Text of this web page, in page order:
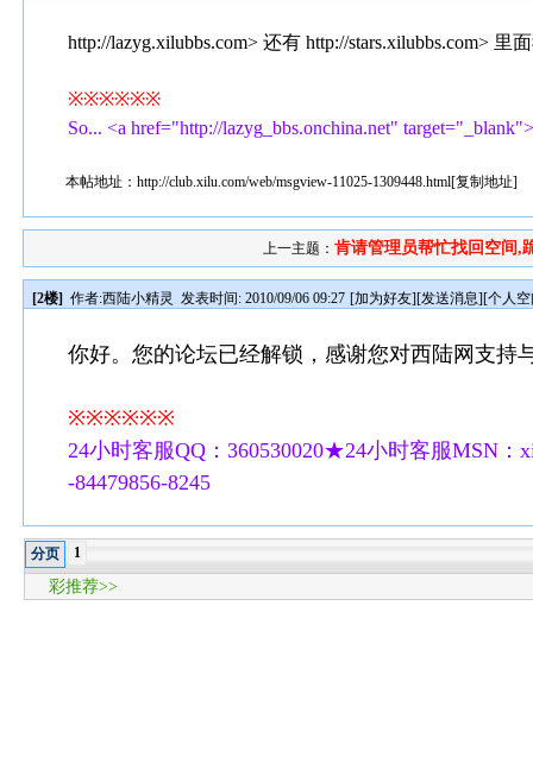
http://lazyg.xilubbs.com> 还有 http://stars.xilubbs.com>
※※※※※※
So... <a href="http://lazyg_bbs.onchina.net"
本帖地址：http://club.xilu.com/web/msgview-11025-1309448.html[复制地址]
上一主题：肯请管理员帮忙找回空间,
[2楼] 作者:西陆小精灵 发表时间: 2010/09/06 09:27 [加为好友][发送消息][个人
你好。您的论坛已经解锁，感谢您对西陆网支持
※※※※※※
24小时客服QQ：360530020★24小时客服MSN
-84479856-8245
分页 1
彩推荐>>